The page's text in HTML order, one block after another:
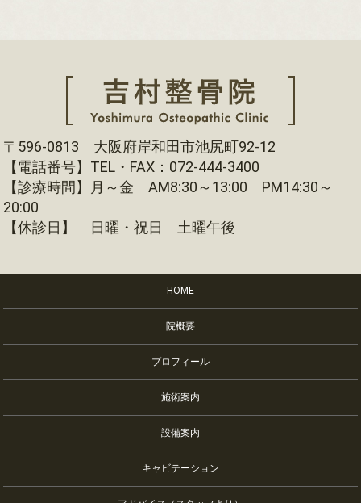
〒596-0813 大阪府岸和田市池尻町92-12
【電話番号】TEL・FAX：072-444-3400
【診療時間】月～金 AM8:30～13:00 PM14:30～
20:00
【休診日】 日曜・祝日 土曜午後
HOME
院概要
プロフィール
施術案内
設備案内
キャビテーション